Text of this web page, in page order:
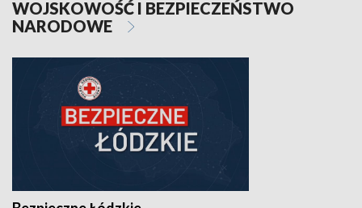
WOJSKOWOŚĆ I BEZPIECZEŃSTWO
NARODOWE